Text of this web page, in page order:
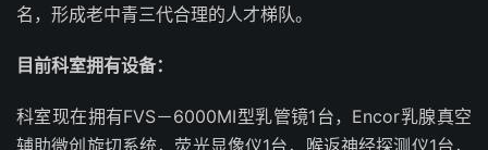
名，形成老中青三代合理的人才梯队。
目前科室拥有设备：
科室现在拥有FVS－6000MI型乳管镜1台，Encor乳腺真空
辅助微创旋切系统，荧光显像仪1台，喉返神经探测仪1台，